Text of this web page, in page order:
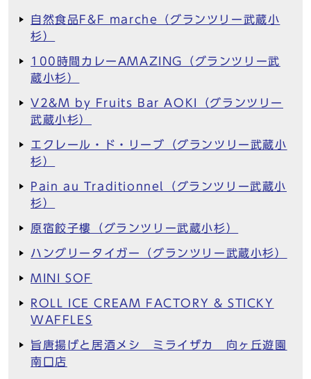
自然食品F&F marche（グランツリー武蔵小
杉）
100時間カレーAMAZING（グランツリー武
蔵小杉）
V2&M by Fruits Bar AOKI（グランツリー
武蔵小杉）
エクレール・ド・リーブ（グランツリー武蔵小
杉）
Pain au Traditionnel（グランツリー武蔵小
杉）
原宿餃子樓（グランツリー武蔵小杉）
ハングリータイガー（グランツリー武蔵小杉）
MINI SOF
ROLL ICE CREAM FACTORY & STICKY
WAFFLES
旨唐揚げと居酒メシ ミライザカ 向ヶ丘遊園
南口店